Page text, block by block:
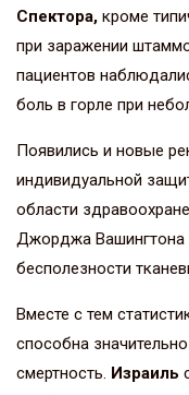
Спектора, кроме
при заражении
пациентов
боль в горле при
Появились и новые
индивидуальной
области
Джорджа Вашингтона
бесполезности
Вместе с тем
способна
смертность. Израиль